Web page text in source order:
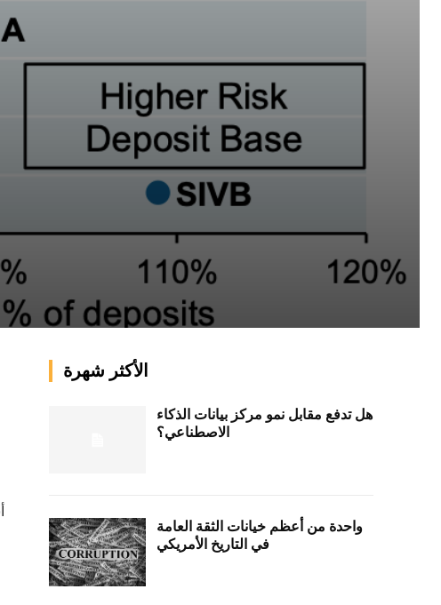
الأكثر شهرة
هل تدفع مقابل نمو مركز بيانات الذكاء
الاصطناعي؟
واحدة من أعظم خيانات الثقة العامة
في التاريخ الأمريكي